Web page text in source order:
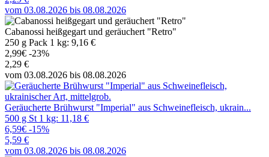
vom 03.08.2026 bis 08.08.2026
Cabanossi heißgegart und geräuchert "Retro"
250 g Pack 1 kg: 9,16 €
2,99€ -23%
2,29 €
vom 03.08.2026 bis 08.08.2026
Geräucherte Brühwurst "Imperial" aus Schweinefleisch, ukrain...
500 g St 1 kg: 11,18 €
6,59€ -15%
5,59 €
vom 03.08.2026 bis 08.08.2026